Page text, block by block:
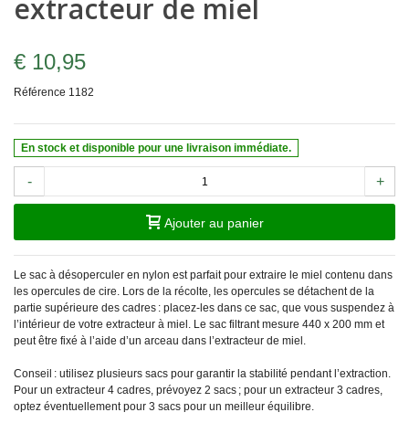
extracteur de miel
€ 10,95
Référence 1182
En stock et disponible pour une livraison immédiate.
- +
Ajouter au panier
Le sac à désoperculer en nylon est parfait pour extraire le miel contenu dans
les opercules de cire. Lors de la récolte, les opercules se détachent de la
partie supérieure des cadres : placez-les dans ce sac, que vous suspendez à
l’intérieur de votre extracteur à miel. Le sac filtrant mesure 440 x 200 mm et
peut être fixé à l’aide d’un arceau dans l’extracteur de miel.
Conseil : utilisez plusieurs sacs pour garantir la stabilité pendant l’extraction.
Pour un extracteur 4 cadres, prévoyez 2 sacs ; pour un extracteur 3 cadres,
optez éventuellement pour 3 sacs pour un meilleur équilibre.